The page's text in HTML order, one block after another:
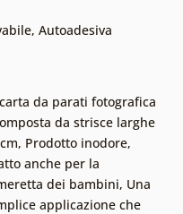
, Autoadesiva
da parati fotografica
da strisce larghe
, Prodotto inodore,
anche per la
dei bambini, Una
applicazione che